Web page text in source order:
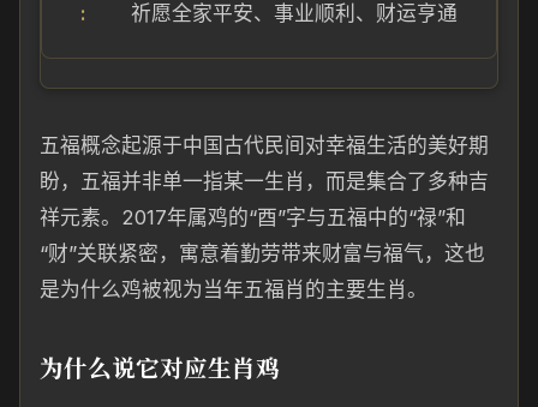
祈愿全家平安、事业顺利、财运亨通
五福概念起源于中国古代民间对幸福生活的美好期
盼，五福并非单一指某一生肖，而是集合了多种吉
祥元素。2017年属鸡的“酉”字与五福中的“禄”和
“财”关联紧密，寓意着勤劳带来财富与福气，这也
是为什么鸡被视为当年五福肖的主要生肖。
为什么说它对应生肖鸡